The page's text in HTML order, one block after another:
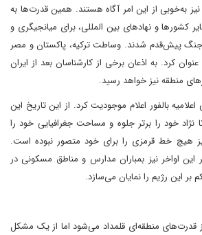
به‌خوبی از این امر آگاه هستند. همین قدرت‌ها به
کشورها و نهادهای بین المللی، برای میانجیگری و
پیش‌قدم شدند. وساطت ترکیه، پاکستان و مصر
کرد. به اذعان برخی از کارشناسان بعد از ایران
منطقه نیز خواهد رسید.
از سال ۱۹۴۸ و طی اعلامیه بالفور اعلام موجودیت کرد. از این تاریخ این
خود را برتر جلوه و مساحت جغرافیایی خود را
هیچ خط قرمزی را برای خود متصور نبوده است.
این اواخر نیز بمباران مدارس و مناطق مسکونی در
بر این رژیم را نمایان می‌سازد.
قدرت‌های منطقه‌ای قلمداد می‌شود اما از یک مشکل